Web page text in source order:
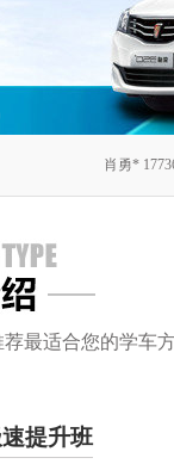
肖勇*
最适合您的学车方
提升班